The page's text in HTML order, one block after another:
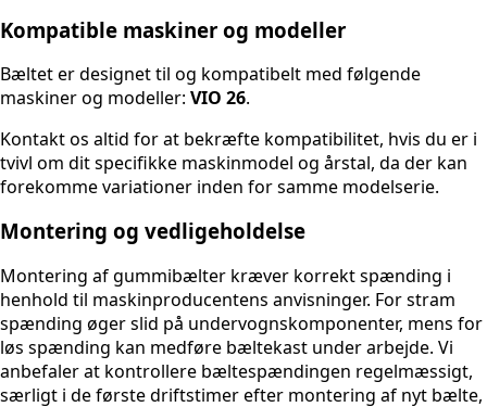
Kompatible maskiner og modeller
Bæltet er designet til og kompatibelt med følgende
maskiner og modeller: VIO 26.
Kontakt os altid for at bekræfte kompatibilitet, hvis du er i
tvivl om dit specifikke maskinmodel og årstal, da der kan
forekomme variationer inden for samme modelserie.
Montering og vedligeholdelse
Montering af gummibælter kræver korrekt spænding i
henhold til maskinproducentens anvisninger. For stram
spænding øger slid på undervognskomponenter, mens for
løs spænding kan medføre bæltekast under arbejde. Vi
anbefaler at kontrollere bæltespændingen regelmæssigt,
særligt i de første driftstimer efter montering af nyt bælte,